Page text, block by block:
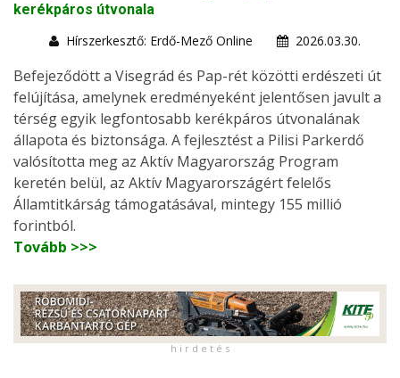
kerékpáros útvonala
Hírszerkesztő: Erdő-Mező Online
2026.03.30.
Befejeződött a Visegrád és Pap-rét közötti erdészeti út
felújítása, amelynek eredményeként jelentősen javult a
térség egyik legfontosabb kerékpáros útvonalának
állapota és biztonsága. A fejlesztést a Pilisi Parkerdő
valósította meg az Aktív Magyarország Program
keretén belül, az Aktív Magyarországért felelős
Államtitkárság támogatásával, mintegy 155 millió
forintból.
Tovább >>>
h i r d e t é s